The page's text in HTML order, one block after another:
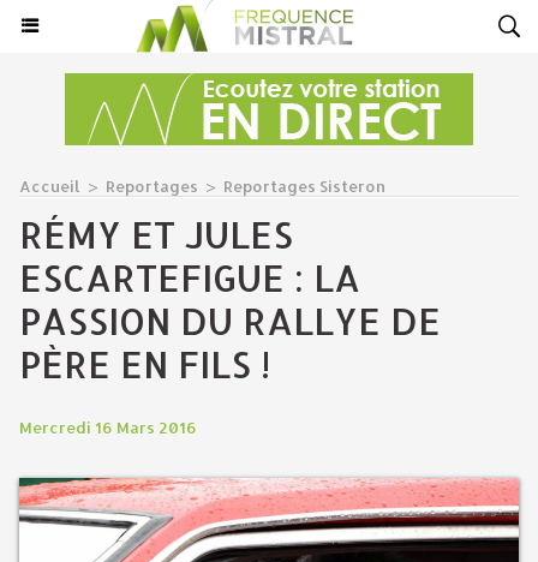
Accueil > Reportages > Reportages Sisteron
RÉMY ET JULES
ESCARTEFIGUE : LA
PASSION DU RALLYE DE
PÈRE EN FILS !
Mercredi 16 Mars 2016